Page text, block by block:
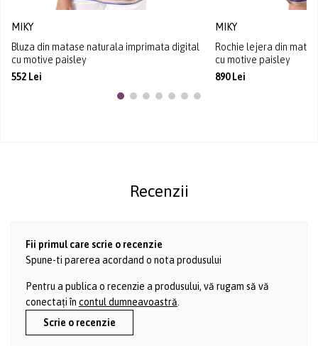
MIKY
Bluza din matase naturala imprimata digital
cu motive paisley
552 Lei
MIKY
Rochie lejera din
cu motive paisley
890 Lei
Recenzii
Fii primul care scrie o recenzie
Spune-ti parerea acordand o nota produsului
Pentru a publica o recenzie a produsului, vă rugam să vă
conectați în contul dumneavoastră.
Scrie o recenzie